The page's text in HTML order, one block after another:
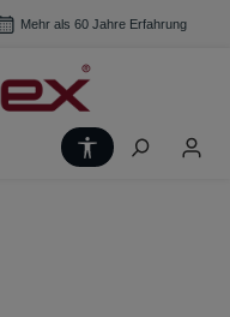
Mehr als 60 Jahre Erfahrung